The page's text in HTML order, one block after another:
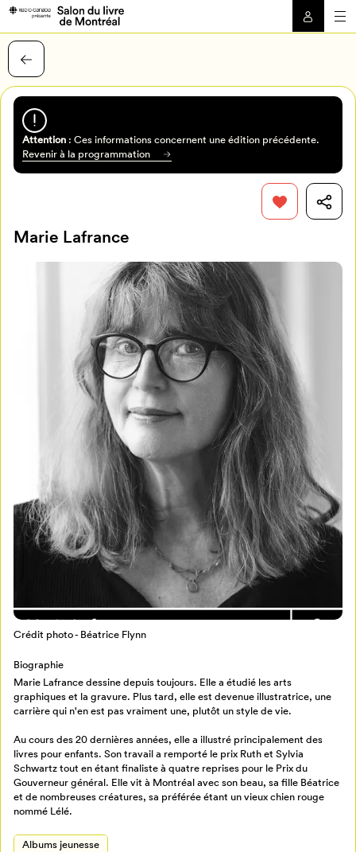
Mon Salon
Billetterie
Attention: Ces informations concernent une édition précédente.
Revenir à la programmation
Marie Lafrance
Crédit photo - Béatrice Flynn
Biographie
Marie Lafrance dessine depuis toujours. Elle a étudié les arts
graphiques et la gravure. Plus tard, elle est devenue illustratrice, une
carrière qui n'en est pas vraiment une, plutôt un style de vie.
Au cours des 20 dernières années, elle a illustré principalement des
livres pour enfants. Son travail a remporté le prix Ruth et Sylvia
Schwartz tout en étant finaliste à quatre reprises pour le Prix du
Gouverneur général. Elle vit à Montréal avec son beau, sa fille Béatrice
et de nombreuses créatures, sa préférée étant un vieux chien rouge
nommé Lélé.
Albums jeunesse
Pour enregistrer vos favoris,
connectez-vous ou créez votre profil
Mon Salon
Créer un profil
Annuler